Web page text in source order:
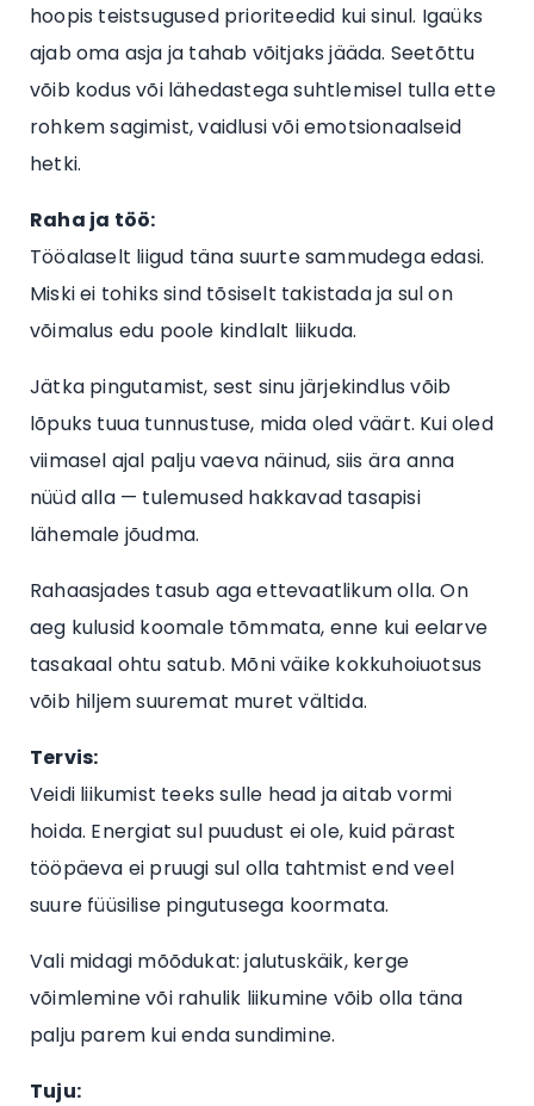
hoopis teistsugused prioriteedid kui sinul. Igaüks
ajab oma asja ja tahab võitjaks jääda. Seetõttu
võib kodus või lähedastega suhtlemisel tulla ette
rohkem sagimist, vaidlusi või emotsionaalseid
hetki.
Raha ja töö:
Tööalaselt liigud täna suurte sammudega edasi.
Miski ei tohiks sind tõsiselt takistada ja sul on
võimalus edu poole kindlalt liikuda.
Jätka pingutamist, sest sinu järjekindlus võib
lõpuks tuua tunnustuse, mida oled väärt. Kui oled
viimasel ajal palju vaeva näinud, siis ära anna
nüüd alla — tulemused hakkavad tasapisi
lähemale jõudma.
Rahaasjades tasub aga ettevaatlikum olla. On
aeg kulusid koomale tõmmata, enne kui eelarve
tasakaal ohtu satub. Mõni väike kokkuhoiuotsus
võib hiljem suuremat muret vältida.
Tervis:
Veidi liikumist teeks sulle head ja aitab vormi
hoida. Energiat sul puudust ei ole, kuid pärast
tööpäeva ei pruugi sul olla tahtmist end veel
suure füüsilise pingutusega koormata.
Vali midagi mõõdukat: jalutuskäik, kerge
võimlemine või rahulik liikumine võib olla täna
palju parem kui enda sundimine.
Tuju: